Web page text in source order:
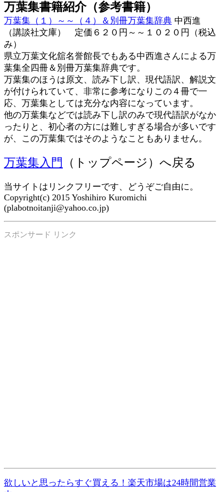
万葉集書籍紹介（参考書籍）
万葉集（１）～～（４）＆別冊万葉集辞典 中西進
（講談社文庫） 定価６２０円～～１０２０円（税込
み）
県立万葉文化舘名誉館長でもある中西進さんによる万
葉集全四冊＆別冊万葉集辞典です。
万葉集のほうは原文、読み下し訳、現代語訳、解説文
が付けられていて、非常に参考になりこの４冊で一
応、万葉集としては充分な内容になっています。
他の万葉集などでは読み下し訳のみで現代語訳がなか
ったりと、初心者の方には難しすぎる場合が多いです
が、この万葉集ではそのようなこともありません。
万葉集入門 （トップページ）へ戻る
当サイトはリンクフリーです、どうぞご自由に。
Copyright(c) 2015 Yoshihiro Kuromichi
(plabotnoitanji@yahoo.co.jp)
スポンサード リンク
欲しいと思ったらすぐ買える！楽天市場は24時間営業